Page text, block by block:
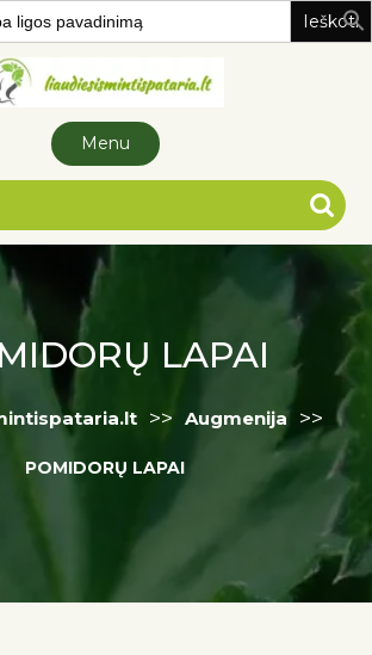
Menu
LAPAI
>> Augmenija >>
POMIDORŲ LAPAI